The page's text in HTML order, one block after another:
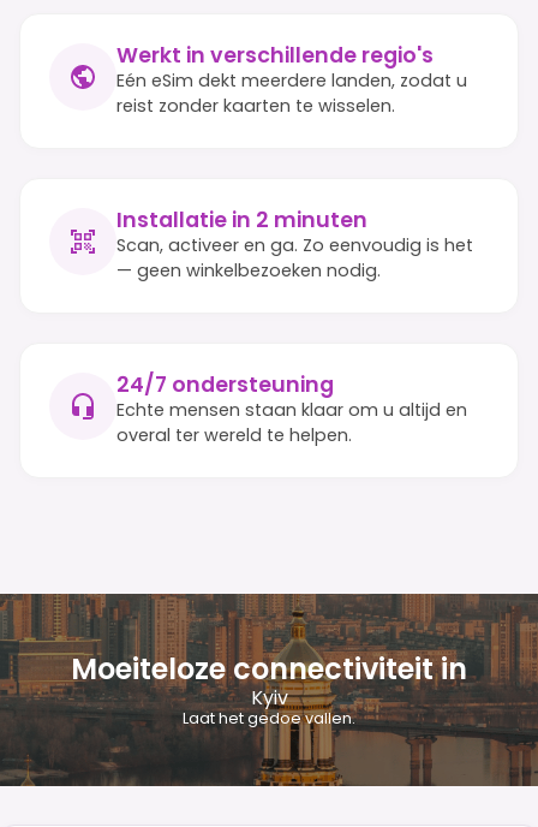
Werkt in verschillende regio's
Eén eSim dekt meerdere landen, zodat u
reist zonder kaarten te wisselen.
Installatie in 2 minuten
Scan, activeer en ga. Zo eenvoudig is het
— geen winkelbezoeken nodig.
24/7 ondersteuning
Echte mensen staan klaar om u altijd en
overal ter wereld te helpen.
Moeiteloze connectiviteit in
Kyiv
Laat het gedoe vallen.